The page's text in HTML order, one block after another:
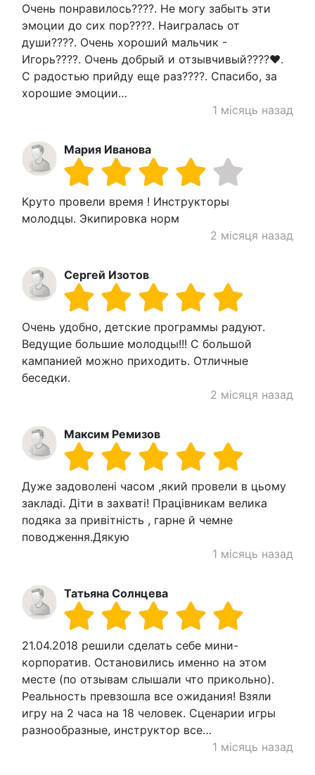
Очень понравилось????. Не могу забыть эти
эмоции до сих пор????. Наигралась от
души????. Очень хороший мальчик -
Игорь????. Очень добрый и отзывчивый????❤.
С радостью прийду еще раз????. Спасибо, за
хорошие эмоции…
1 місяць назад
Мария Иванова
Круто провели время ! Инструкторы
молодцы. Экипировка норм
2 місяця назад
Сергей Изотов
Очень удобно, детские программы радуют.
Ведущие большие молодцы!!! С большой
кампанией можно приходить. Отличные
беседки.
2 місяця назад
Максим Ремизов
Дуже задоволені часом ,який провели в цьому
закладі. Діти в захваті! Працівникам велика
подяка за привітність , гарне й чемне
поводження.Дякую
1 місяць назад
Татьяна Солнцева
21.04.2018 решили сделать себе мини-
корпоратив. Остановились именно на этом
месте (по отзывам слышали что прикольно).
Реальность превзошла все ожидания! Взяли
игру на 2 часа на 18 человек. Сценарии игры
разнообразные, инструктор все…
1 місяць назад